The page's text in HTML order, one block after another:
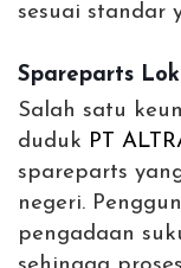
sesuai standar
Spareparts
Salah satu
duduk PT
spareparts
negeri.
pengadaan